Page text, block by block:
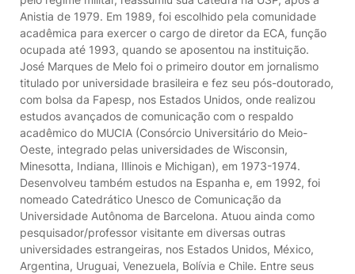
Anistia de 1979. Em 1989, foi escolhido pela comunidade
acadêmica para exercer o cargo de diretor da ECA, função
ocupada até 1993, quando se aposentou na instituição.
José Marques de Melo foi o primeiro doutor em jornalismo
titulado por universidade brasileira e fez seu pós-doutorado,
com bolsa da Fapesp, nos Estados Unidos, onde realizou
estudos avançados de comunicação com o respaldo
acadêmico do MUCIA (Consórcio Universitário do Meio-
Oeste, integrado pelas universidades de Wisconsin,
Minesotta, Indiana, Illinois e Michigan), em 1973-1974.
Desenvolveu também estudos na Espanha e, em 1992, foi
nomeado Catedrático Unesco de Comunicação da
Universidade Autônoma de Barcelona. Atuou ainda como
pesquisador/professor visitante em diversas outras
universidades estrangeiras, nos Estados Unidos, México,
Argentina, Uruguai, Venezuela, Bolívia e Chile. Entre seus